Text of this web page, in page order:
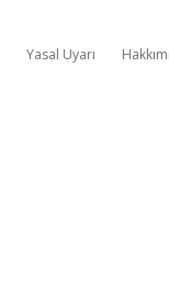
Yasal Uyarı